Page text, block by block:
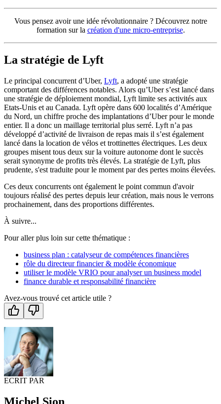
Vous pensez avoir une idée révolutionnaire ? Découvrez notre
formation sur la création d'une micro-entreprise.
La stratégie de Lyft
Le principal concurrent d’Uber, Lyft, a adopté une stratégie
comportant des différences notables. Alors qu’Uber s’est lancé dans
une stratégie de déploiement mondial, Lyft limite ses activités aux
Etats-Unis et au Canada. Lyft opère dans 600 localités d’Amérique
du Nord, un chiffre proche des implantations d’Uber pour le monde
entier. Il a donc un maillage territorial plus serré. Lyft n’a pas
développé d’activité de livraison de repas mais il s’est également
lancé dans la location de vélos et trottinettes électriques. Les deux
groupes misent tous deux sur la voiture autonome dont le succès
serait synonyme de profits très élevés. La stratégie de Lyft, plus
prudente, s'est traduite pour le moment par des pertes moins élevées.
Ces deux concurrents ont également le point commun d'avoir
toujours réalisé des pertes depuis leur création, mais nous le verrons
prochainement, dans des proportions différentes.
À suivre...
Pour aller plus loin sur cette thématique :
business plan : catalyseur de compétences financières
rôle du directeur financier & modèle économique
utiliser le modèle VRIO pour analyser un business model
finance durable et responsabilité financière
Avez-vous trouvé cet article utile ?
ECRIT PAR
Michel Sion